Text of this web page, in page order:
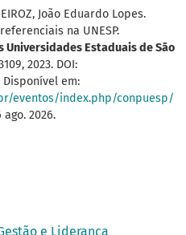
e Liderança
João Eduardo Lopes.
na UNESP.
Universidades Estaduais de São
2023. DOI:
Disponível em:
eventos/index.php/conpuesp/
ago. 2026.